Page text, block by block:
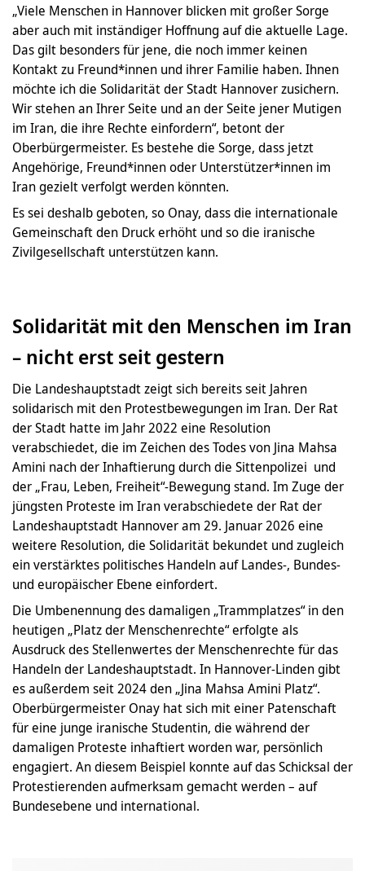
„Viele Menschen in Hannover blicken mit großer Sorge
aber auch mit inständiger Hoffnung auf die aktuelle Lage.
Das gilt besonders für jene, die noch immer keinen
Kontakt zu Freund*innen und ihrer Familie haben. Ihnen
möchte ich die Solidarität der Stadt Hannover zusichern.
Wir stehen an Ihrer Seite und an der Seite jener Mutigen
im Iran, die ihre Rechte einfordern“, betont der
Oberbürgermeister. Es bestehe die Sorge, dass jetzt
Angehörige, Freund*innen oder Unterstützer*innen im
Iran gezielt verfolgt werden könnten.
Es sei deshalb geboten, so Onay, dass die internationale
Gemeinschaft den Druck erhöht und so die iranische
Zivilgesellschaft unterstützen kann.
Solidarität mit den Menschen im Iran
– nicht erst seit gestern
Die Landeshauptstadt zeigt sich bereits seit Jahren
solidarisch mit den Protestbewegungen im Iran. Der Rat
der Stadt hatte im Jahr 2022 eine Resolution
verabschiedet, die im Zeichen des Todes von Jina Mahsa
Amini nach der Inhaftierung durch die Sittenpolizei und
der „Frau, Leben, Freiheit“-Bewegung stand. Im Zuge der
jüngsten Proteste im Iran verabschiedete der Rat der
Landeshauptstadt Hannover am 29. Januar 2026 eine
weitere Resolution, die Solidarität bekundet und zugleich
ein verstärktes politisches Handeln auf Landes-, Bundes-
und europäischer Ebene einfordert.
Die Umbenennung des damaligen „Trammplatzes“ in den
heutigen „Platz der Menschenrechte“ erfolgte als
Ausdruck des Stellenwertes der Menschenrechte für das
Handeln der Landeshauptstadt. In Hannover-Linden gibt
es außerdem seit 2024 den „Jina Mahsa Amini Platz“.
Oberbürgermeister Onay hat sich mit einer Patenschaft
für eine junge iranische Studentin, die während der
damaligen Proteste inhaftiert worden war, persönlich
engagiert. An diesem Beispiel konnte auf das Schicksal der
Protestierenden aufmerksam gemacht werden – auf
Bundesebene und international.